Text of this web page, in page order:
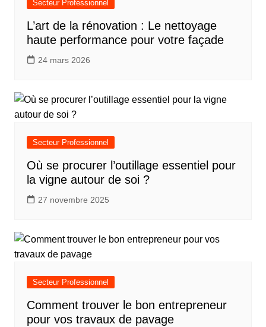
Secteur Professionnel
L’art de la rénovation : Le nettoyage
haute performance pour votre façade
24 mars 2026
Secteur Professionnel
Où se procurer l’outillage essentiel pour
la vigne autour de soi ?
27 novembre 2025
Secteur Professionnel
Comment trouver le bon entrepreneur
pour vos travaux de pavage